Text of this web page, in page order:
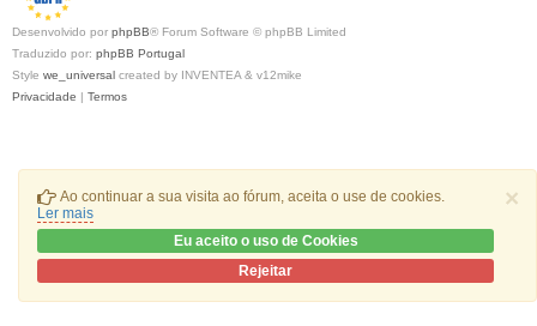
×
Ao continuar a sua visita ao fórum, aceita o use de cookies.
Ler mais
Eu aceito o uso de Cookies
Rejeitar
Desenvolvido por phpBB® Forum Software © phpBB Limited
Traduzido por: phpBB Portugal
Style we_universal created by INVENTEA & v12mike
Privacidade | Termos